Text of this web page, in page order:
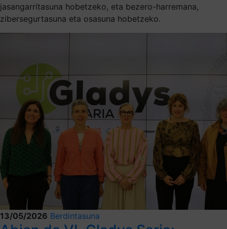
jasangarritasuna hobetzeko, eta bezero-harremana,
zibersegurtasuna eta osasuna hobetzeko.
13/05/2026 Berdintasuna